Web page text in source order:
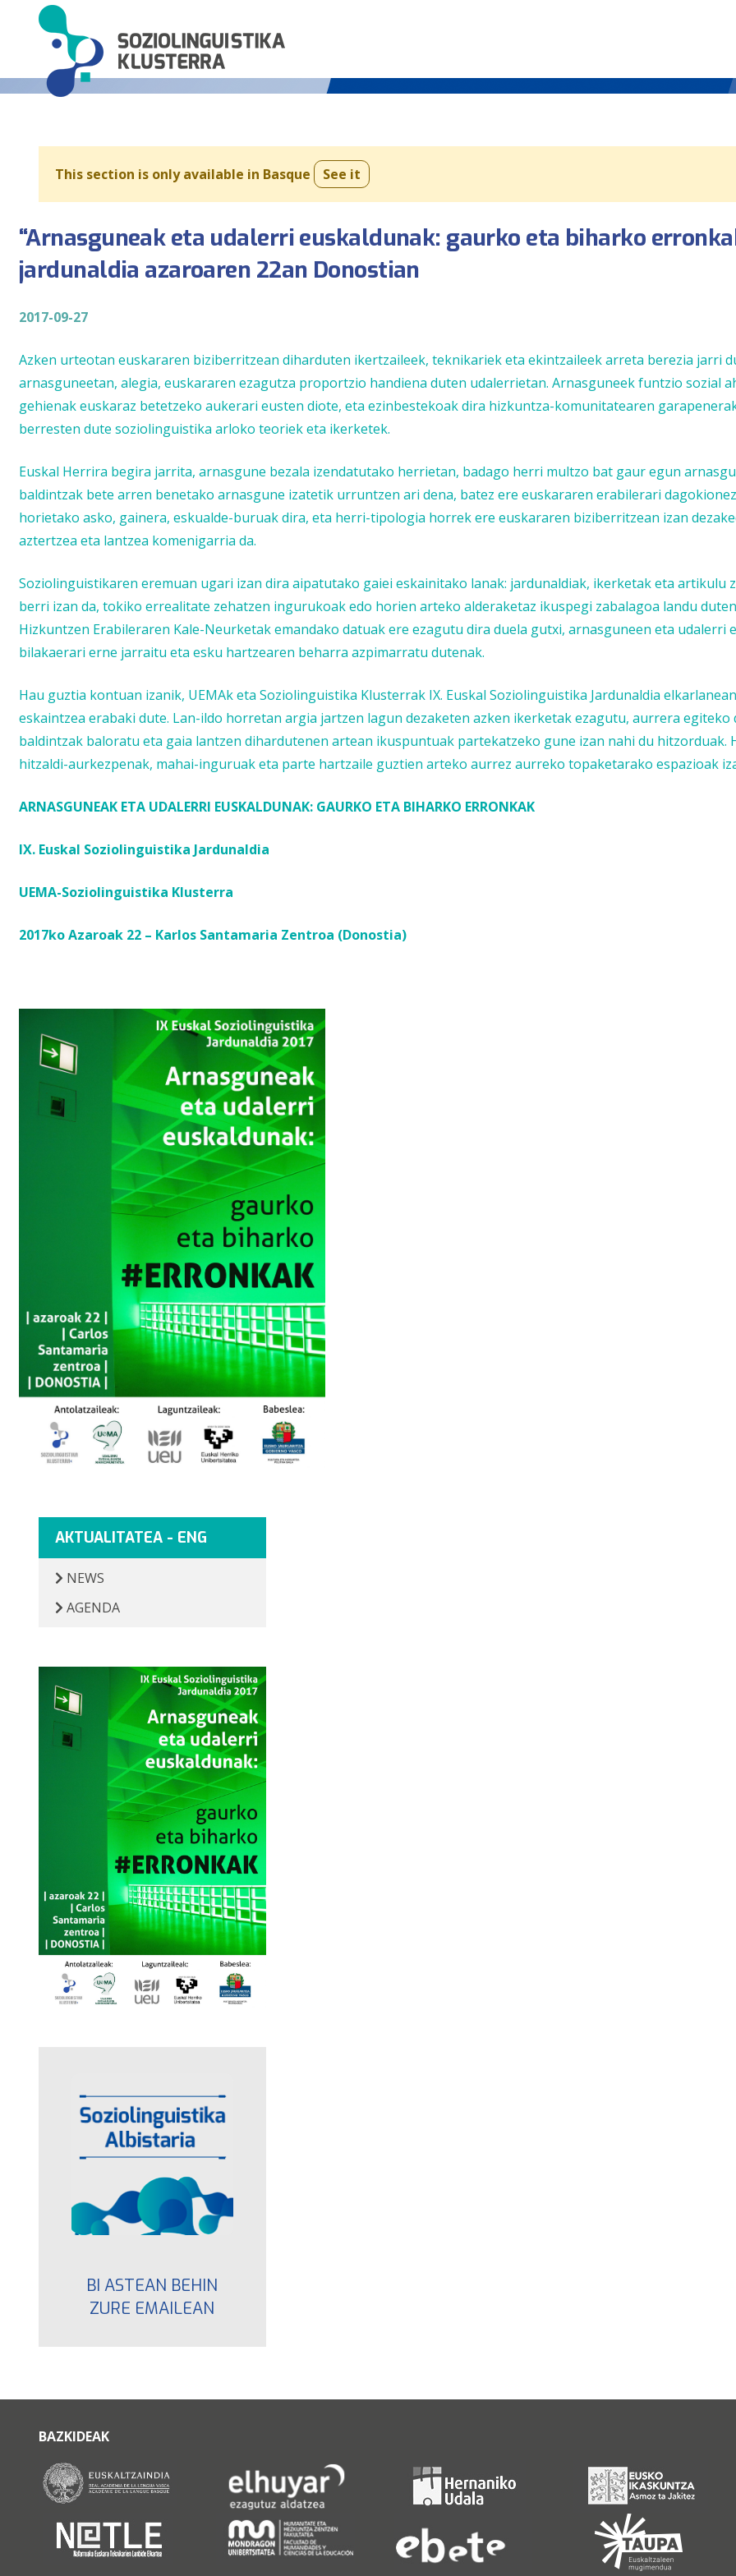
This section is only available in Basque See it
“Arnasguneak eta udalerri euskaldunak: gaurko eta biharko
jardunaldia azaroaren 22an Donostian
2017-09-27
Azken urteotan euskararen biziberritzean diharduten ikertzaileek, teknikariek eta ekintzaileek arreta berezia jarri
arnasguneetan, alegia, euskararen ezagutza proportzio handiena duten udalerrietan. Arnasguneek funtzio sozial
gehienak euskaraz betetzeko aukerari eusten diote, eta ezinbestekoak dira hizkuntza-komunitatearen
berresten dute soziolinguistika arloko teoriek eta ikerketek.
Euskal Herrira begira jarrita, arnasgune bezala izendatutako herrietan, badago herri multzo bat gaur egun
baldintzak bete arren benetako arnasgune izatetik urruntzen ari dena, batez ere euskararen erabilerari
horietako asko, gainera, eskualde-buruak dira, eta herri-tipologia horrek ere euskararen biziberritzean izan
aztertzea eta lantzea komenigarria da.
Soziolinguistikaren eremuan ugari izan dira aipatutako gaiei eskainitako lanak: jardunaldiak, ikerketak eta artikulu
berri izan da, tokiko errealitate zehatzen ingurukoak edo horien arteko alderaketaz ikuspegi zabalagoa landu
Hizkuntzen Erabileraren Kale-Neurketak emandako datuak ere ezagutu dira duela gutxi, arnasguneen eta udalerri
bilakaerari erne jarraitu eta esku hartzearen beharra azpimarratu dutenak.
Hau guztia kontuan izanik, UEMAk eta Soziolinguistika Klusterrak IX. Euskal Soziolinguistika Jardunaldia
eskaintzea erabaki dute. Lan-ildo horretan argia jartzen lagun dezaketen azken ikerketak ezagutu, aurrera egiteko
baldintzak baloratu eta gaia lantzen dihardutenen artean ikuspuntuak partekatzeko gune izan nahi du hitzorduak.
hitzaldi-aurkezpenak, mahai-inguruak eta parte hartzaile guztien arteko aurrez aurreko topaketarako espazioak
ARNASGUNEAK ETA UDALERRI EUSKALDUNAK: GAURKO ETA BIHARKO ERRONKAK
IX. Euskal Soziolinguistika Jardunaldia
UEMA-Soziolinguistika Klusterra
2017ko Azaroak 22 – Karlos Santamaria Zentroa (Donostia)
AKTUALITATEA - ENG
NEWS
AGENDA
BI ASTEAN BEHIN
ZURE EMAILEAN
BAZKIDEAK